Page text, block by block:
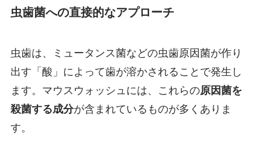
虫歯菌への直接的なアプローチ
虫歯は、ミュータンス菌などの虫歯原因菌が作り
出す「酸」によって歯が溶かされることで発生し
ます。マウスウォッシュには、これらの原因菌を
殺菌する成分が含まれているものが多くありま
す。